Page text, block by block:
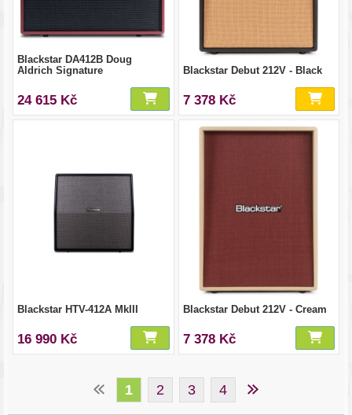
Blackstar DA412B Doug
Aldrich Signature
24 615 Kč
Blackstar Debut 212V - Black
7 378 Kč
Blackstar HTV-412A MkIII
16 990 Kč
Blackstar Debut 212V - Cream
7 378 Kč
1 2 3 4